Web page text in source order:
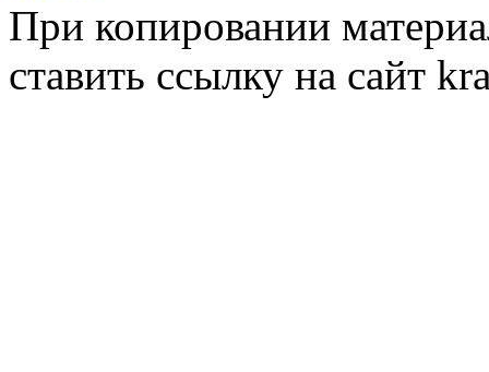
При копировании
ставить ссылку на сайт